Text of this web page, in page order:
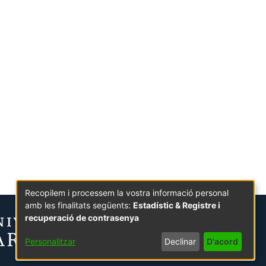
Recopilem i processem la vostra informació personal
amb les finalitats següents: Estadístic & Registre i
recuperació de contrasenya
Personalitzar Declinar D'acord